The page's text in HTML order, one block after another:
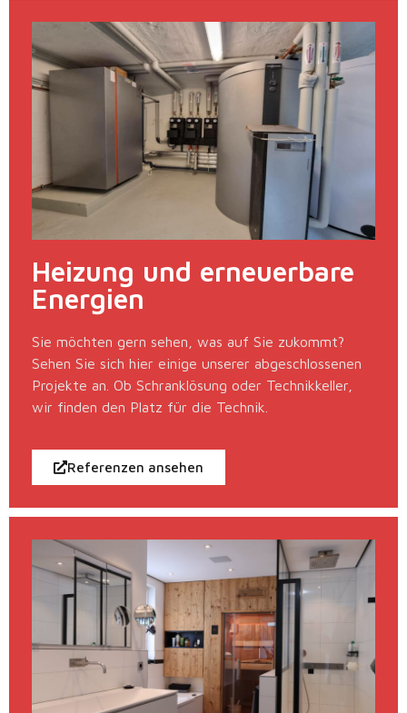
Heizung und erneuerbare
Energien
Sie möchten gern sehen, was auf Sie zukommt?
Sehen Sie sich hier einige unserer abgeschlossenen
Projekte an. Ob Schranklösung oder Technikkeller,
wir finden den Platz für die Technik.
Referenzen ansehen